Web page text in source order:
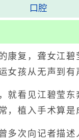
口腔
复，聋女江碧
女孩从无声到有
看见江碧莹东
，植入手术算
次向记者描述